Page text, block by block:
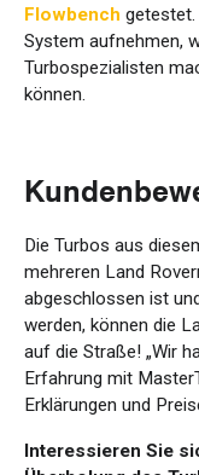
Flowbench getestet.
System aufnehmen,
Turbospezialisten
können.
Die Turbos aus
mehreren Land
abgeschlossen ist
werden, können die
auf die Straße! „Wir
Erfahrung mit
Erklärungen und
Interessieren Sie